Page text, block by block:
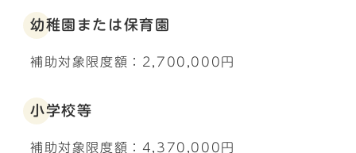
幼稚園または保育園
補助対象限度額：2,700,000円
小学校等
補助対象限度額：4,370,000円